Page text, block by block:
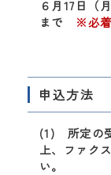
６月17日（
まで ※必着
申込方法
(1) 所定の
上、ファク
い。